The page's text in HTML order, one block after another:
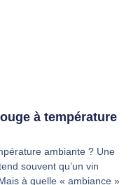
à température
ambiante ? Une
souvent qu’un vin
à quelle « ambiance »